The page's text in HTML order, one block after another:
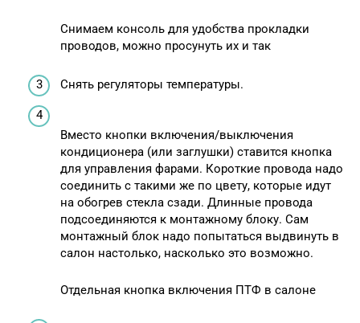
Снимаем консоль для удобства прокладки
проводов, можно просунуть их и так
Снять регуляторы температуры.
Вместо кнопки включения/выключения
кондиционера (или заглушки) ставится кнопка
для управления фарами. Короткие провода надо
соединить с такими же по цвету, которые идут
на обогрев стекла сзади. Длинные провода
подсоединяются к монтажному блоку. Сам
монтажный блок надо попытаться выдвинуть в
салон настолько, насколько это возможно.
Отдельная кнопка включения ПТФ в салоне